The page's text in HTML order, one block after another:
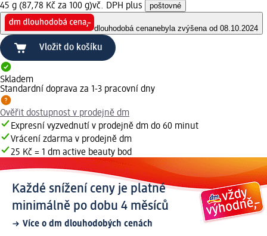
45 g (87,78 Kč za 100 g)vč. DPH plus poštovné
dlouhodobá cenanebyla zvýšena od 08.10.2024
Vložit do košíku
Skladem
Standardní doprava za 1-3 pracovní dny
Ověřit dostupnost v prodejně dm
Expresní vyzvednutí v prodejně dm do 60 minut
Vrácení zdarma v prodejně dm
25 Kč = 1 dm active beauty bod
Každé snížení ceny je platné
minimálně po dobu 4 měsíců
Více o dm dlouhodobých cenách